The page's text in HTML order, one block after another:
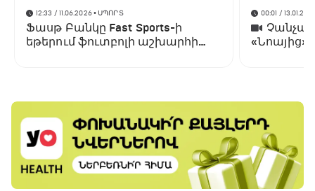
12:33 / 11.06.2026• ՍՊՈՐՏ
Ֆասթ Բանկը Fast Sports-ի
եթերում ֆուտբոլի աշխարհի
00:01 /
«Նոայից»